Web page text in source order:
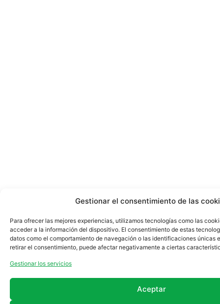
Gestionar el consentimiento de las
Para ofrecer las mejores experiencias, utilizamos tecnologías como las
acceder a la información del dispositivo. El consentimiento de estas
datos como el comportamiento de navegación o las identificaciones únicas
retirar el consentimiento, puede afectar negativamente a ciertas
Gestionar los servicios
Aceptar